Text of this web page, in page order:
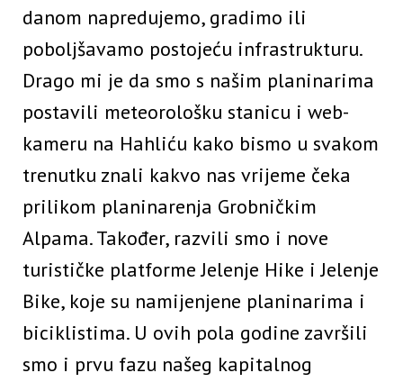
danom napredujemo, gradimo ili
poboljšavamo postojeću infrastrukturu.
Drago mi je da smo s našim planinarima
postavili meteorološku stanicu i web-
kameru na Hahliću kako bismo u svakom
trenutku znali kakvo nas vrijeme čeka
prilikom planinarenja Grobničkim
Alpama. Također, razvili smo i nove
turističke platforme Jelenje Hike i Jelenje
Bike, koje su namijenjene planinarima i
biciklistima. U ovih pola godine završili
smo i prvu fazu našeg kapitalnog